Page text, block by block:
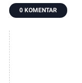
Manfaatnya
Segera Dirasakan
0 KOMENTAR